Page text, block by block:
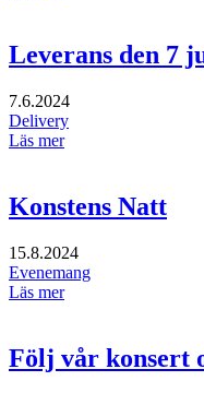
Leverans den 7
7.6.2024
Delivery
Läs mer
Konstens Natt
15.8.2024
Evenemang
Läs mer
Följ vår konsert